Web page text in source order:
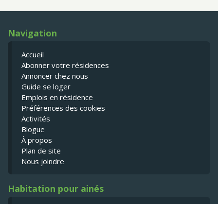
Navigation
Accueil
Abonner votre résidences
Annoncer chez nous
Guide se loger
Emplois en résidence
Préférences des cookies
Activités
Blogue
À propos
Plan de site
Nous joindre
Habitation pour ainés